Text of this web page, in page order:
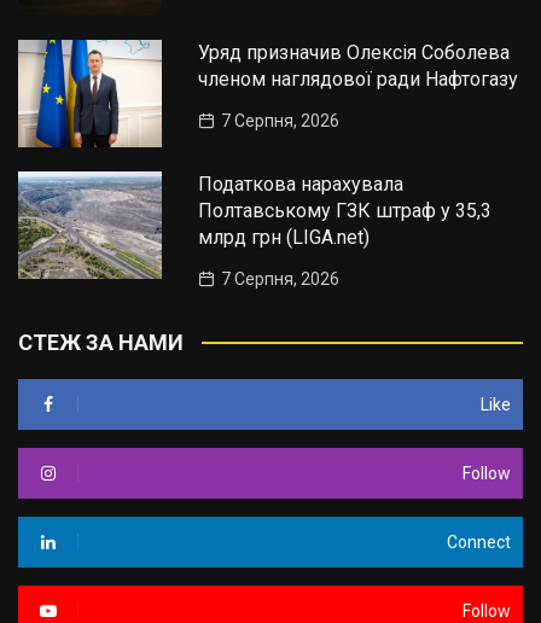
Уряд призначив Олексія Соболева
членом наглядової ради Нафтогазу
7 Серпня, 2026
Податкова нарахувала
Полтавському ГЗК штраф у 35,3
млрд грн (LIGA.net)
7 Серпня, 2026
СТЕЖ ЗА НАМИ
Like
Follow
Connect
Follow